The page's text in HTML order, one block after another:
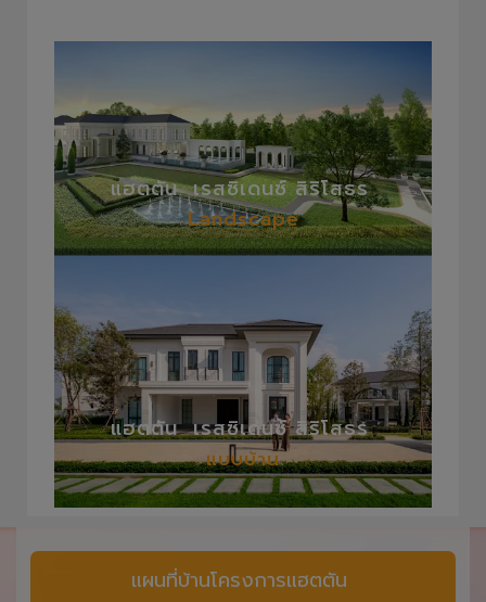
แฮตตัน เรสซิเดนซ์ สิริโสธร
Landscape
แฮตตัน เรสซิเดนซ์ สิริโสธร
แบบบ้าน
แผนที่บ้านโครงการแฮตตัน